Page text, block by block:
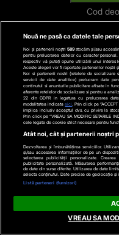
Cod
Politica de
Stiri actuale
Stiri Politice
Educatie
Stiri externe
Life
Tech
Stiri auto
Stiri
Nouă ne pasă ca datele tale
Noi și partenerii noștri 589stocăm și/sau
pentru prelucrarea datelor cu caracter
respectiv vă puteți opune utilizării unui
Aceste alegeri vor fi raportate partenerilor noștri
Noi si partenerii nostri (retelele de socializare
servicii de date analitice) prelucram date
continutul si anunturile publicitare afisate in
aferente retelelor de socializare si pentru a
22 din GDPR in legatura cu prelucrarea
modalitatea indicataaici . Prin click pe
implica inclusiv acceptul dvs. cu privire la
Prin click pe “VREAU SA MODIFIC SETARILE
cele legate de cookie strict necesare pentru
Atât noi, cât și partenerii noștri
Dezvoltarea și îmbunătățirea serviciilor.
și/sau accesarea informațiilor de pe un
selectarea publicității personalizate.
publicitate personalizată. Măsurarea
de date din surse diferite. Utilizarea de date
selecta conținutul. Date precise de geolocație
Listă parteneri (furnizori)
VREAU SA